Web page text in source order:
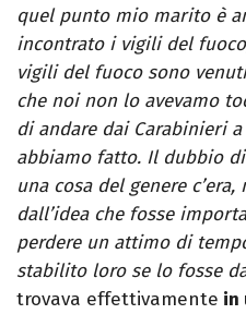
quel punto mio marito è
incontrato i vigili del
vigili del fuoco sono
che noi non lo avevamo
di andare dai Carabinieri
abbiamo fatto. Il dubbio
una cosa del genere
dall’idea che fosse
perdere un attimo di
stabilito loro se lo fosse
trovava effettivamente in